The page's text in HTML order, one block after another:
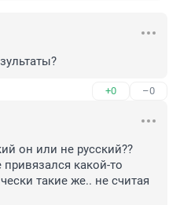
+0 –0
он или не русский??
какой-то
такие же.. не считая